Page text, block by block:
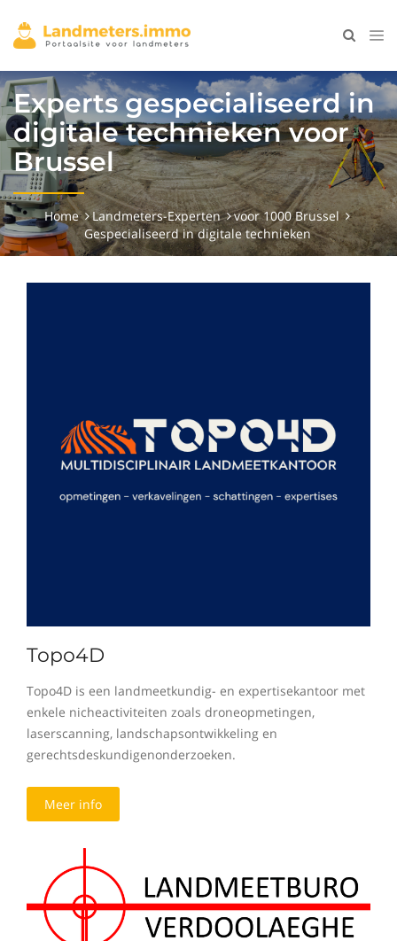
Experts gespecialiseerd in
digitale technieken voor
Brussel
Home Landmeters-Experten
voor 1000 Brussel
Gespecialiseerd in digitale technieken
Topo4D
Topo4D is een landmeetkundig- en expertisekantoor met
enkele nicheactiviteiten zoals droneopmetingen,
laserscanning, landschapsontwikkeling en
gerechtsdeskundigenonderzoeken.
Meer info